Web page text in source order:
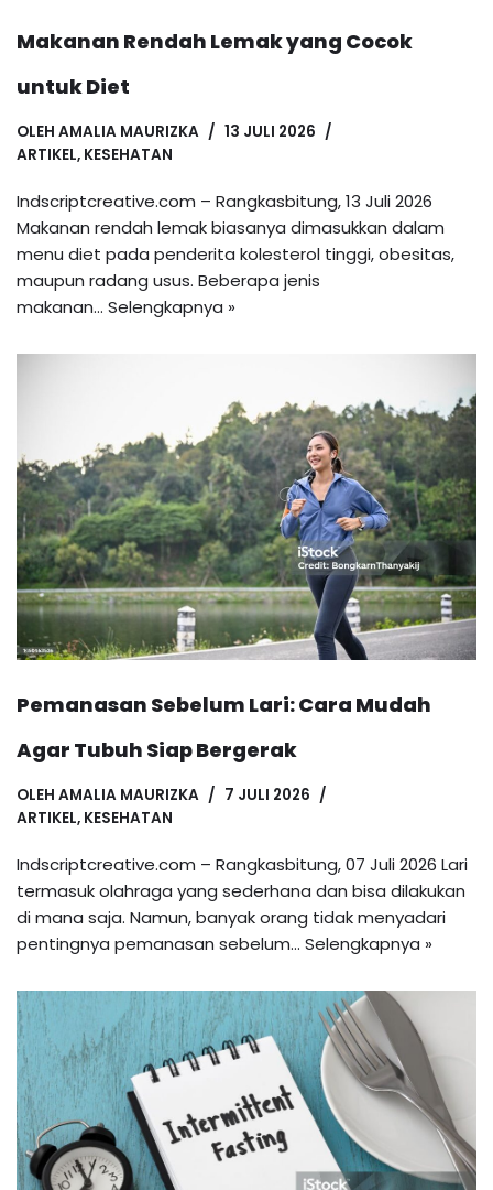
Makanan Rendah Lemak yang Cocok
untuk Diet
OLEH AMALIA MAURIZKA
13 JULI 2026
ARTIKEL, KESEHATAN
Indscriptcreative.com – Rangkasbitung, 13 Juli 2026
Makanan rendah lemak biasanya dimasukkan dalam
menu diet pada penderita kolesterol tinggi, obesitas,
maupun radang usus. Beberapa jenis
makanan… Selengkapnya »
Pemanasan Sebelum Lari: Cara Mudah
Agar Tubuh Siap Bergerak
OLEH AMALIA MAURIZKA
7 JULI 2026
ARTIKEL, KESEHATAN
Indscriptcreative.com – Rangkasbitung, 07 Juli 2026 Lari
termasuk olahraga yang sederhana dan bisa dilakukan
di mana saja. Namun, banyak orang tidak menyadari
pentingnya pemanasan sebelum… Selengkapnya »